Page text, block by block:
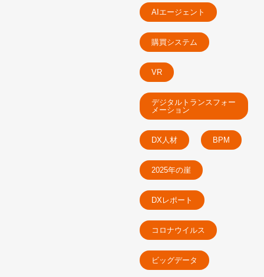
AIエージェント
購買システム
VR
デジタルトランスフォー
メーション
DX人材 BPM
2025年の崖
DXレポート
コロナウイルス
ビッグデータ